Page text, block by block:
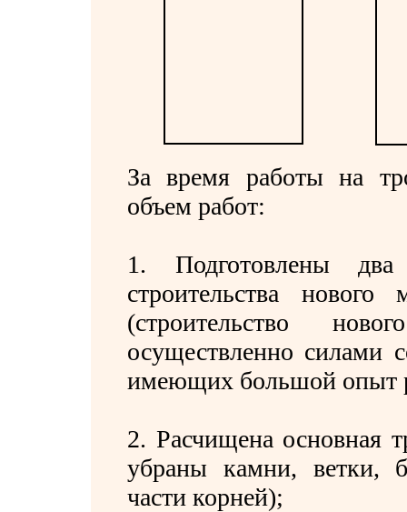
За время работы на
объем работ:
1. Подготовлены
строительства
(строительство
осуществленно силами
имеющих большой опыт
2. Расчищена основная
убраны камни, ветки,
части корней);